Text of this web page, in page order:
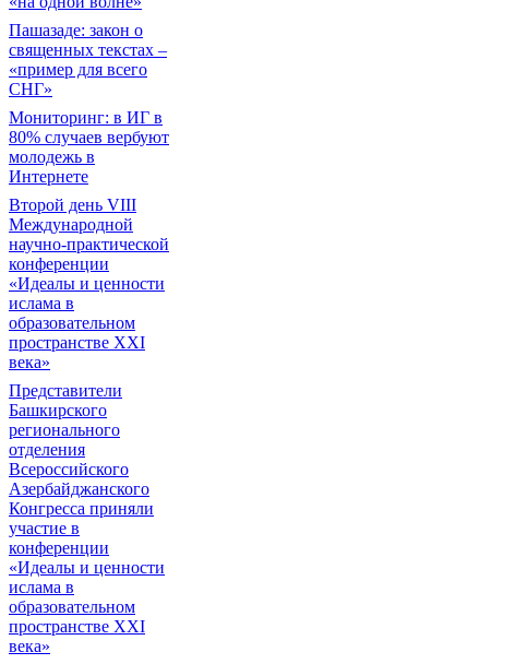
Пашазаде: закон о
священных текстах –
«пример для всего
СНГ»
Мониторинг: в ИГ в
80% случаев вербуют
молодежь в
Интернете
Второй день VIII
Международной
научно-практической
конференции
«Идеалы и ценности
ислама в
образовательном
пространстве XXI
века»
Представители
Башкирского
регионального
отделения
Всероссийского
Азербайджанского
Конгресса приняли
участие в
конференции
«Идеалы и ценности
ислама в
образовательном
пространстве XXI
века»